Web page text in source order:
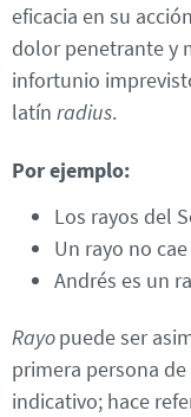
eficacia en su
dolor penetrante y
infortunio
latín radius.
Por ejemplo:
Los rayos del
Un rayo no
Andrés es un
Rayopuede ser
primera persona
indicativo; hace